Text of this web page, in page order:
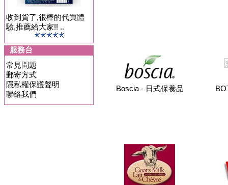
收到貨了,很棒的代買體
驗,推薦給大家!! ..
服務台
常見問題
郵寄方式
隱私權保護聲明
聯絡我們
Boscia - 日式保養品